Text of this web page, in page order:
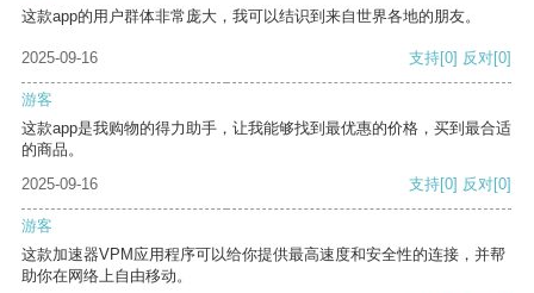
这款app的用户群体非常庞大，我可以结识到来自世界各地的朋友。
2025-09-16 支持[0] 反对[0]
游客
这款app是我购物的得力助手，让我能够找到最优惠的价格，买到最合适
的商品。
2025-09-16
支持[0] 反对[0]
游客
这款加速器VPM应用程序可以给你提供最高速度和安全性的连接，并帮
助你在网络上自由移动。